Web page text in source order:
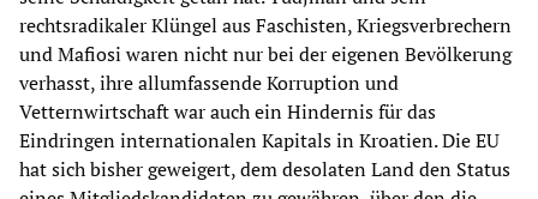
rechtsradikaler Klüngel aus Faschisten, Kriegsverbrechern
und Mafiosi waren nicht nur bei der eigenen Bevölkerung
verhasst, ihre allumfassende Korruption und
Vetternwirtschaft war auch ein Hindernis für das
Eindringen internationalen Kapitals in Kroatien. Die EU
hat sich bisher geweigert, dem desolaten Land den Status